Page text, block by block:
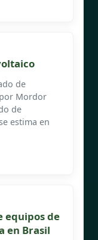
de
Mordor
de
estima en
equipos de
en Brasil